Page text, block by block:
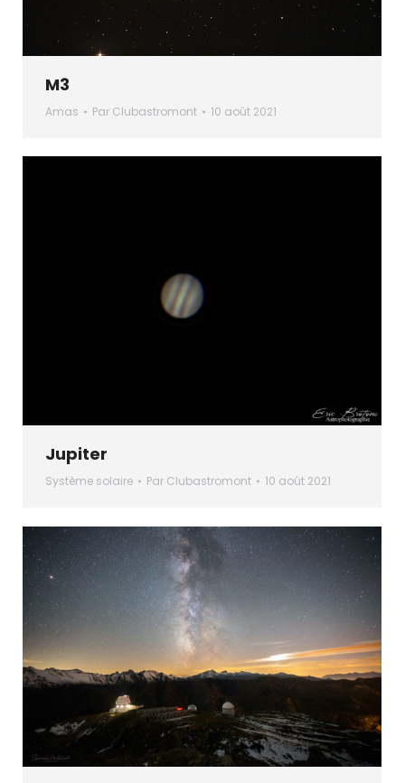
M3
Amas Par Clubastromont 10 août 2021
Jupiter
Système solaire Par Clubastromont 10 août 2021